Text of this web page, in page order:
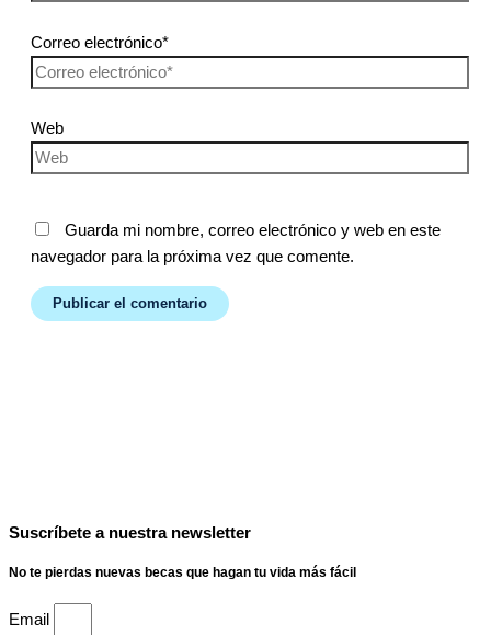
Correo electrónico*
Web
Guarda mi nombre, correo electrónico y web en este
navegador para la próxima vez que comente.
Suscríbete a nuestra newsletter
No te pierdas nuevas becas que hagan tu vida más fácil
Email